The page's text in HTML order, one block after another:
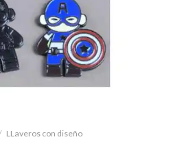
LLaveros con diseño